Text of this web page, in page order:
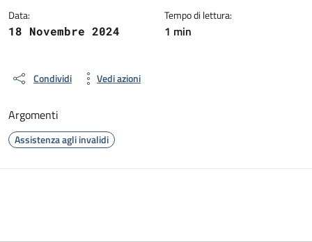
Data:
18 Novembre 2024
Tempo di lettura:
1 min
Condividi Vedi azioni
Argomenti
Assistenza agli invalidi